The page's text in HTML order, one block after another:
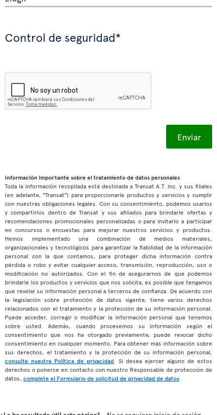
Control de seguridad*
Información importante sobre el tratamiento de datos personales
Toda la información recopilada está destinada a Transat A.T. inc. y sus filiales
(en adelante, "Transat") para proporcionarle productos y servicios y cumplir
con nuestras obligaciones legales. Con su consentimiento, podemos usarlos
y compartirlos dentro de Transat y sus afiliados para brindarle ofertas y
recomendaciones promocionales personalizadas o para invitarlo a participar
en concursos o encuestas para mejorar nuestros servicios y productos.
Hemos implementado una combinación de medios materiales,
organizacionales y tecnológicos para garantizar la fiabilidad de la información
personal con la que contamos, para proteger dicha información contra
pérdida o robo y evitar cualquier acceso, transmisión, reproducción, uso o
modificación no autorizados. Con el fin de asegurarnos de que podemos
brindarle los productos y servicios que nos solicita, es posible que tengamos
que revelar su información personal a terceros de confianza. De acuerdo con
la legislación sobre protección de datos vigente, tiene varios derechos
relacionados con el tratamiento y la protección de su información personal.
Puede acceder, corregir o modificar la información personal que tenemos
sobre usted. Además, cuando procesemos su información según el
consentimiento que nos ha otorgado previamente, puede revocar dicho
consentimiento en cualquier momento. Para obtener más información sobre
sus derechos, el tratamiento y la protección de su información personal,
consulte nuestra Política de privacidad . Si desea ejercer alguno de estos
derechos o ponerse en contacto con nuestro Responsable de protección de
datos, complete el Formulario de solicitud de privacidad de datos